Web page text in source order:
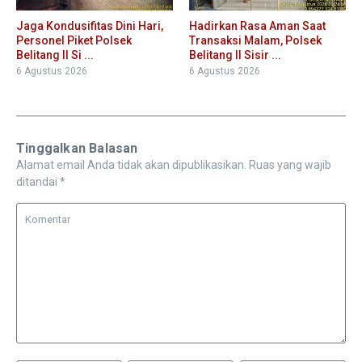
Jaga Kondusifitas Dini Hari,
Personel Piket Polsek
Belitang II Si ...
6 Agustus 2026
Hadirkan Rasa Aman Saat
Transaksi Malam, Polsek
Belitang II Sisir ...
6 Agustus 2026
Tinggalkan Balasan
Alamat email Anda tidak akan dipublikasikan. Ruas yang wajib
ditandai *